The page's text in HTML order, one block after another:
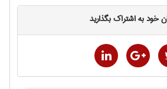
خود به اشتراک بگذارید